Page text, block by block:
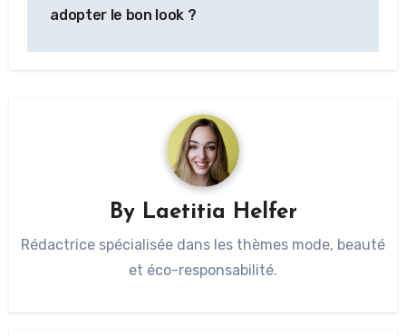
adopter le bon look ?
By Laetitia Helfer
Rédactrice spécialisée dans les thèmes mode, beauté
et éco-responsabilité.